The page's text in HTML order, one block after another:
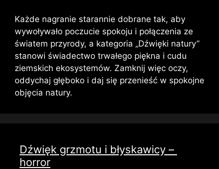
Każde nagranie starannie dobrane tak, aby
wywoływało poczucie spokoju i połączenia ze
światem przyrody, a kategoria „Dźwięki natury”
stanowi świadectwo trwałego piękna i cudu
ziemskich ekosystemów. Zamknij więc oczy,
oddychaj głęboko i daj się przenieść w spokojne
objęcia natury.
Dźwięk grzmotu i błyskawicy – ​​
horror